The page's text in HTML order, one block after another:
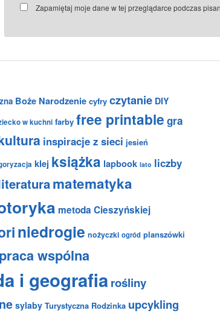
Zapamiętaj moje dane w tej przeglądarce podczas
Boże Narodzenie cyfry czytanie DIY
w kuchni farby free printable gra
inspiracje z sieci jesień
klej książka lapbook lato liczby
matematyka
metoda Cieszyńskiej
niedrogie nożyczki ogród planszówki
praca wspólna
i geografiarośliny
sylaby Turystyczna Rodzinka upcykling